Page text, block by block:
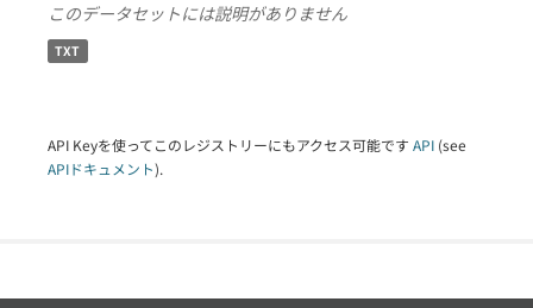
このデータセットには説明がありません
TXT
API Keyを使ってこのレジストリーにもアクセス可能です API (see
APIドキュメント).